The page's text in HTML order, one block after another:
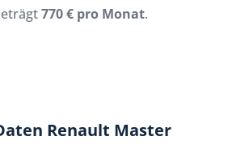
770 € pro Monat.
Renault Master